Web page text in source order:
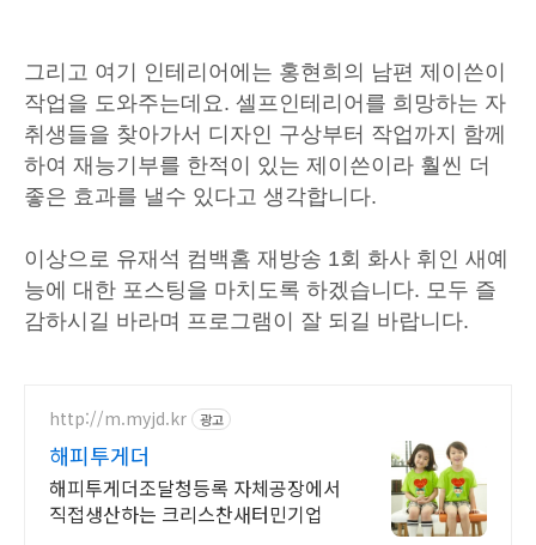
그리고 여기 인테리어에는 홍현희의 남편 제이쓴이
작업을 도와주는데요. 셀프인테리어를 희망하는 자
취생들을 찾아가서 디자인 구상부터 작업까지 함께
하여 재능기부를 한적이 있는 제이쓴이라 훨씬 더
좋은 효과를 낼수 있다고 생각합니다.
이상으로 유재석 컴백홈 재방송 1회 화사 휘인 새예
능에 대한 포스팅을 마치도록 하겠습니다. 모두 즐
감하시길 바라며 프로그램이 잘 되길 바랍니다.
http://m.myjd.kr 광고
해피투게더
해피투게더조달청등록 자체공장에서
직접생산하는 크리스찬새터민기업